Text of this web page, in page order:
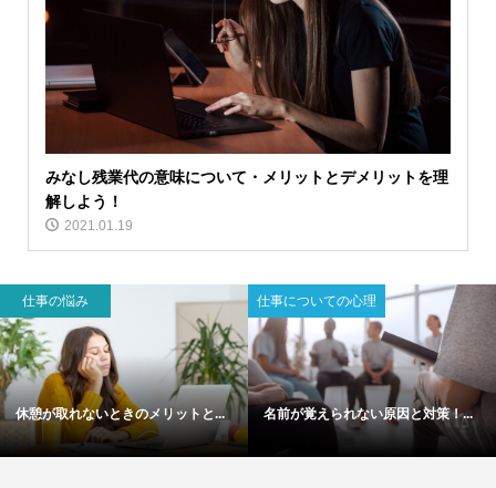
みなし残業代の意味について・メリットとデメリットを理
解しよう！
2021.01.19
仕事の悩み
休憩が取れないときのメリットと...
仕事についての心理
名前が覚えられない原因と対策！...